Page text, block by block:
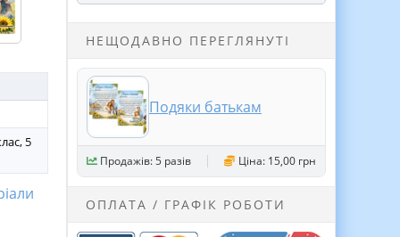
5
НЕЩОДАВНО ПЕРЕГЛЯНУТІ
Подяки батькам
Продажів: 5 разів Ціна: 15,00 грн
ОПЛАТА / ГРАФІК РОБОТИ